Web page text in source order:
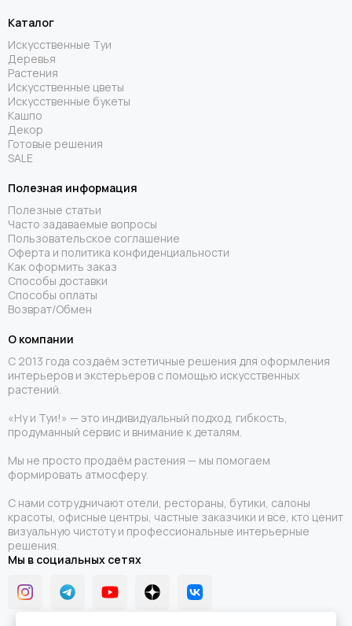
Каталог
Искусственные Туи
Деревья
Растения
Искусственные цветы
Искусственные букеты
Кашпо
Декор
Готовые решения
SALE
Полезная информация
Полезные статьи
Часто задаваемые вопросы
Пользовательское соглашение
Оферта и политика конфиденциальности
Как оформить заказ
Способы доставки
Способы оплаты
Возврат/Обмен
О компании
С 2013 года создаём эстетичные решения для оформления
интерьеров и экстерьеров с помощью искусственных
растений.
«Ну и Туи!» — это индивидуальный подход, гибкость,
продуманный сервис и внимание к деталям.
Мы не просто продаём растения — мы помогаем
формировать атмосферу.
С нами сотрудничают отели, рестораны, бутики, салоны
красоты, офисные центры, частные заказчики и все, кто ценит
визуальную чистоту и профессиональные интерьерные
решения.
Мы в социальных сетях